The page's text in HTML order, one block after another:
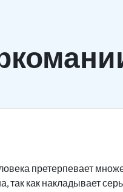
претерпевает
так как накладывает